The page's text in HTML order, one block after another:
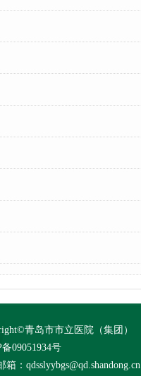
青岛市市立医院（集团）
09051934号
箱：qdsslyybgs@qd.shandong.cn